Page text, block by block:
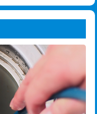
44,000円
+8,800円
11,000円~
+3,300円
33,000円
8,800円